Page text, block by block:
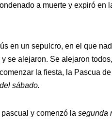
a muerte y expiró en
en un sepulcro, en el que
se alejaron. Se alejaron
la fiesta, la Pascua
sábado.
y comenzó la segunda